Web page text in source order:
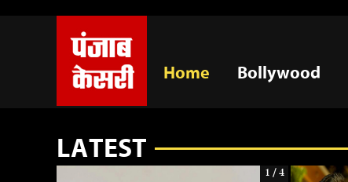
Home Bollywood
LATEST
1 / 4